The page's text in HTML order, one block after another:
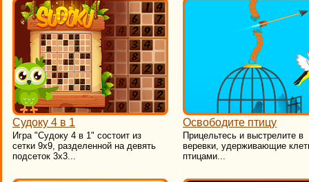
Судоку 4 в 1
​Игра "Судоку 4 в 1" состоит из
сетки 9х9, разделенной на девять
подсеток 3х3...
Освободите птицу
​Прицельтесь и выстрелите в
веревки, удерживающие
птицами...